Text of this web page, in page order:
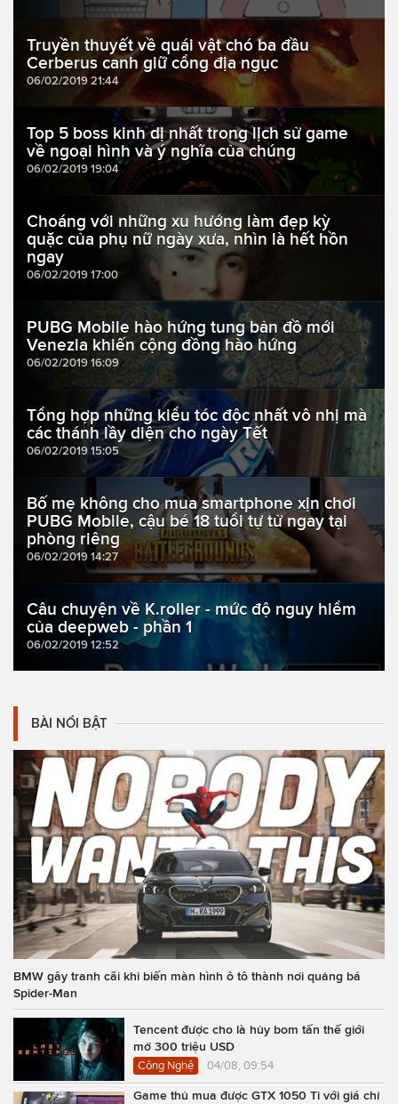
Truyền thuyết về quái vật chó ba đầu
Cerberus canh giữ cổng địa ngục
06/02/2019 21:44
Top 5 boss kinh dị nhất trong lịch sử game
về ngoại hình và ý nghĩa của chúng
06/02/2019 19:04
Choáng với những xu hướng làm đẹp kỳ
quặc của phụ nữ ngày xưa, nhìn là hết hồn
ngay
06/02/2019 17:00
PUBG Mobile hào hứng tung bản đồ mới
Venezia khiến cộng đồng hào hứng
06/02/2019 16:09
Tổng hợp những kiểu tóc độc nhất vô nhị mà
các thánh lầy diện cho ngày Tết
06/02/2019 15:05
Bố mẹ không cho mua smartphone xịn chơi
PUBG Mobile, cậu bé 18 tuổi tự tử ngay tại
phòng riêng
06/02/2019 14:27
Câu chuyện về K.roller - mức độ nguy hiểm
của deepweb - phần 1
06/02/2019 12:52
BÀI NỔI BẬT
BMW gây tranh cãi khi biến màn hình ô tô thành nơi quảng bá
Spider-Man
Tencent được cho là hủy bom tấn thế giới
mở 300 triệu USD
Công Nghệ 04/08, 09:54
Game thủ mua được GTX 1050 Ti với giá chỉ